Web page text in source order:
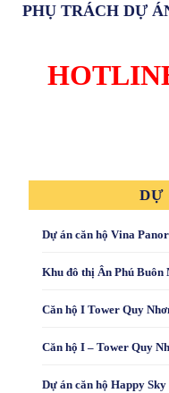
PHỤ TRÁCH DỰ
DỰ
Dự án căn hộ Vina
Khu đô thị Ân Phú Buôn
Căn hộ I Tower Quy
Căn hộ I – Tower Quy
Dự án căn hộ Happy